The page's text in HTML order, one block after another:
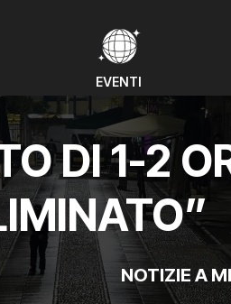
EVENTI
DI 1-2
NOTIZIE A